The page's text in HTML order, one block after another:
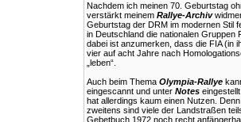
Nachdem ich meinen 70. Geburtstag
verstärkt meinem Rallye-Archiv
Geburtstag der DRM im modernen Stil
in Deutschland die nationalen Gruppen
dabei ist anzumerken, dass die FIA (in
vier auf acht Jahre nach
„leben“.
Auch beim Thema Olympia-Rallye
eingescannt und unter Notes
hat allerdings kaum einen Nutzen.
zweitens sind viele der Landstraßen
Gebetbuch 1972 noch recht